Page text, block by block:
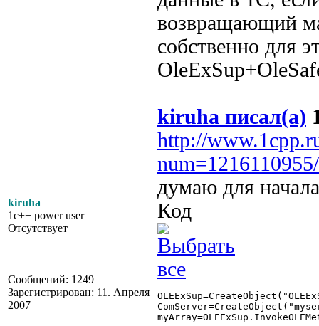
kiruha
1c++ power user
Отсутствует
Сообщений: 1249
Зарегистрирован: 11. Апреля
2007
возвращающий
собственно для
kiruha писал(а)
http://
думаю для
Код